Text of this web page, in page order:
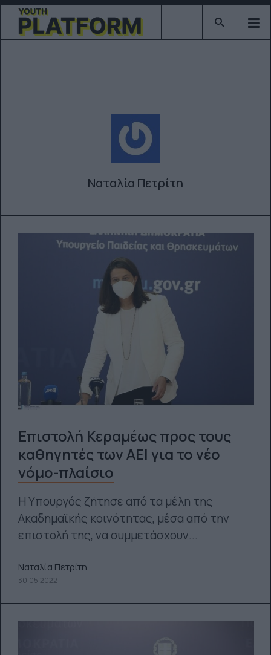
Type 2 or
Ναταλία Πετρίτη
Επιστολή Κεραμέως προς τους
καθηγητές των ΑΕΙ για το νέο
νόμο-πλαίσιο
Η Υπουργός ζήτησε από τα μέλη της
Ακαδημαϊκής κοινότητας, μέσα από την
επιστολή της, να συμμετάσχουν...
Ναταλία Πετρίτη
30.05.2022